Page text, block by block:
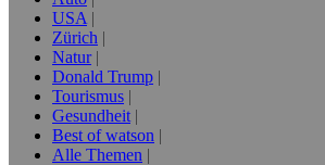
USA
Zürich
Natur
Donald Trump
Tourismus
Gesundheit
Best of watson
Alle Themen